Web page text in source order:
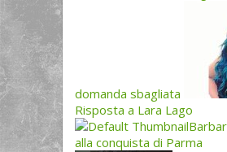
domanda sbagliata
Risposta a Lara Lago
alla conquista di Parma